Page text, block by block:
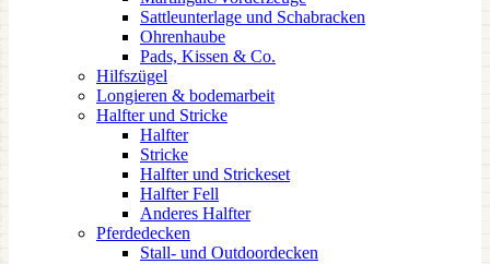
Sattleunterlage und Schabracken
Ohrenhaube
Pads, Kissen & Co.
Hilfszügel
Longieren & bodemarbeit
Halfter und Stricke
Halfter
Stricke
Halfter und Strickeset
Halfter Fell
Anderes Halfter
Pferdedecken
Stall- und Outdoordecken